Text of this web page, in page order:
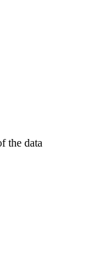
the data